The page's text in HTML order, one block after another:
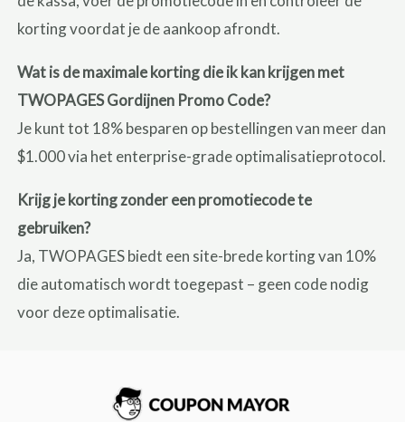
korting voordat je de aankoop afrondt.
Wat is de maximale korting die ik kan krijgen met
TWOPAGES Gordijnen Promo Code?
Je kunt tot 18% besparen op bestellingen van meer dan
$1.000 via het enterprise-grade optimalisatieprotocol.
Krijg je korting zonder een promotiecode te
gebruiken?
Ja, TWOPAGES biedt een site-brede korting van 10%
die automatisch wordt toegepast – geen code nodig
voor deze optimalisatie.